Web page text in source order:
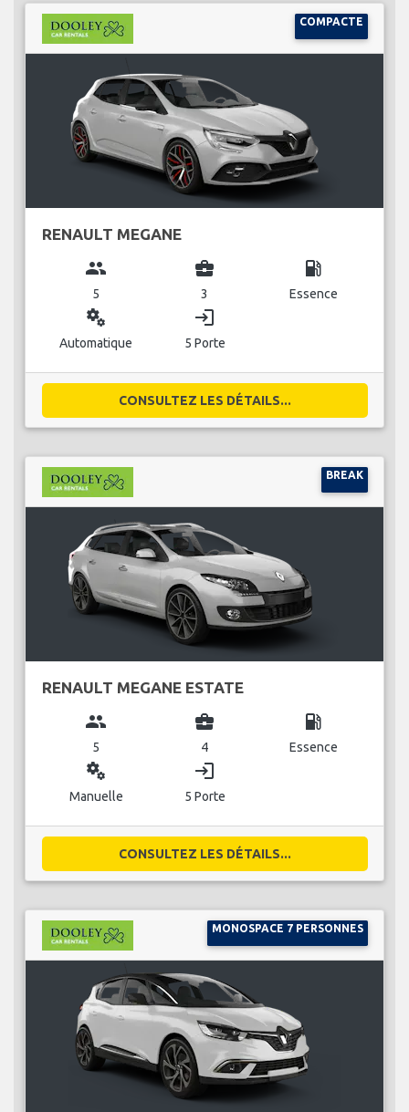
COMPACTE
RENAULT MEGANE
group
5
business_center
3
local_gas_station
Essence
miscellaneous_services
Automatique
login
5 Porte
CONSULTEZ LES DÉTAILS...
BREAK
RENAULT MEGANE ESTATE
group
5
business_center
4
local_gas_station
Essence
miscellaneous_services
Manuelle
login
5 Porte
CONSULTEZ LES DÉTAILS...
MONOSPACE 7 PERSONNES